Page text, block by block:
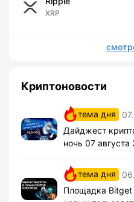
XRP
Криптоновости
тема дня
Дайджест
ночь 07 августа
тема дня
Площадка Bitget